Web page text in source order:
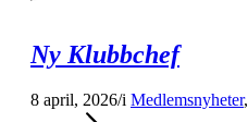
Ny Klubbchef
8 april, 2026/i Medlemsnyheter,